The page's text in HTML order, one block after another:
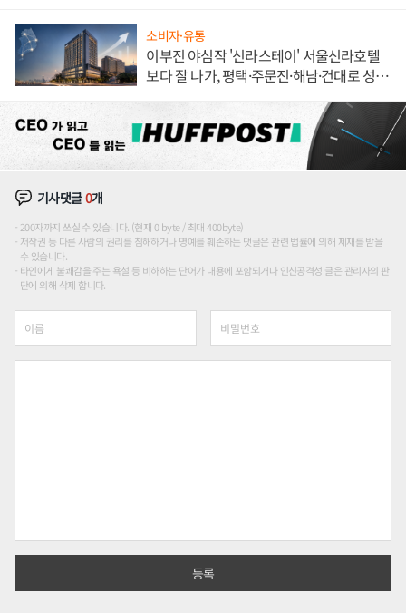
소비자·유통
이부진 야심작 '신라스테이' 서울신라호텔
보다 잘 나가, 평택·주문진·해남·건대로 성
기사댓글0개
200자까지 쓰실 수 있습니다. (현재 0 byte / 최대 400byte)
저작권 등 다른 사람의 권리를 침해하거나 명예를 훼손하는 댓글은 관련 법률에 의해 제재를 받을
수 있습니다.
타인에게 불쾌감을 주는 욕설 등 비하하는 단어가 내용에 포함되거나 인신공격성 글은 관리자의 판
단에 의해 삭제 합니다.